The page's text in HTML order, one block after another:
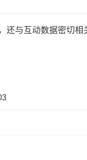
与互动数据密切